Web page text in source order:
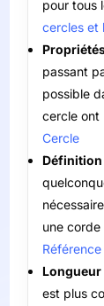
pour tous
cercles et
passant
possible
cercle ont
Cercle
Définition
une
est plus